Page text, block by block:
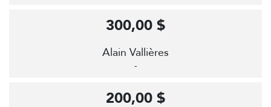
Alain Vallières
-
300,00 $
200,00 $